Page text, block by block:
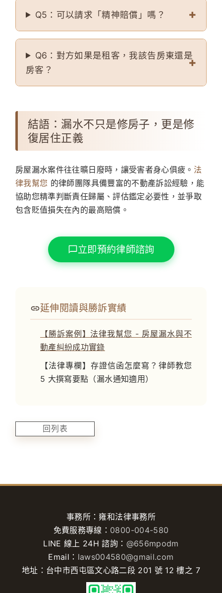
Q5：可以請求「精神賠償」嗎？
Q6：對方如果是租客，我該告房東還是
房客？
結語：漏水不只是修房子，更是修
復居住正義
房屋漏水案件往往曠日廢時，讓受害者身心俱疲。 法
律我幫您 的律師團隊具備豐富的不動產訴訟經驗，能
協助您精準判斷責任歸屬、評估鑑定必要性，並爭取
包含貶值損失在內的最高賠償。
立即預約律師諮詢
延伸閱讀與勝訴實績
【勝訴案例】法律我幫您 - 房屋漏水與不
動產糾紛成功實錄
【法律專欄】存證信函怎麼寫？律師教您
5 大撰寫要點（漏水通知適用）
回列表
事務所：雍和法律事務所
免費服務專線： 0800-004-580
LINE 線上 24H 諮詢： @656mpodm
Email： laws004580@gmail.com
地址：台中市西屯區文心路二段 201 號 12 樓之 7